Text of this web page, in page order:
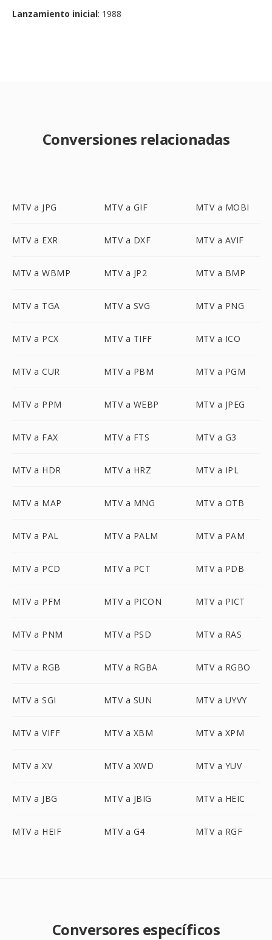
Lanzamiento inicial: 1988
Conversiones relacionadas
MTV a JPG MTV a GIF MTV a MOBI
MTV a EXR MTV a DXF MTV a AVIF
MTV a WBMP MTV a JP2 MTV a BMP
MTV a TGA MTV a SVG MTV a PNG
MTV a PCX MTV a TIFF MTV a ICO
MTV a CUR MTV a PBM MTV a PGM
MTV a PPM MTV a WEBP MTV a JPEG
MTV a FAX MTV a FTS MTV a G3
MTV a HDR MTV a HRZ MTV a IPL
MTV a MAP MTV a MNG MTV a OTB
MTV a PAL MTV a PALM MTV a PAM
MTV a PCD MTV a PCT MTV a PDB
MTV a PFM MTV a PICON MTV a PICT
MTV a PNM MTV a PSD MTV a RAS
MTV a RGB MTV a RGBA MTV a RGBO
MTV a SGI MTV a SUN MTV a UYVY
MTV a VIFF MTV a XBM MTV a XPM
MTV a XV MTV a XWD MTV a YUV
MTV a JBG MTV a JBIG MTV a HEIC
MTV a HEIF MTV a G4 MTV a RGF
Conversores específicos